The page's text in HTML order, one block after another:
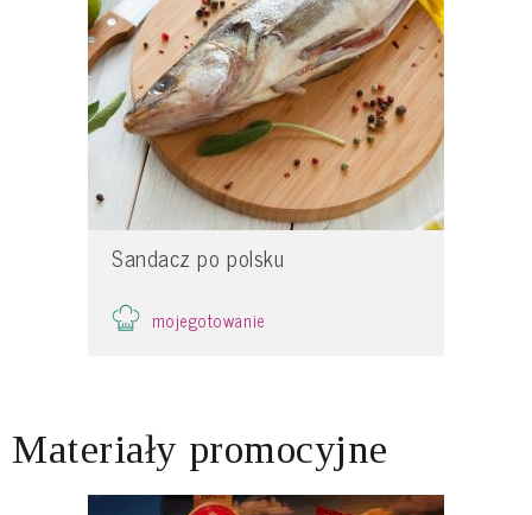
Sandacz po polsku
mojegotowanie
Materiały promocyjne